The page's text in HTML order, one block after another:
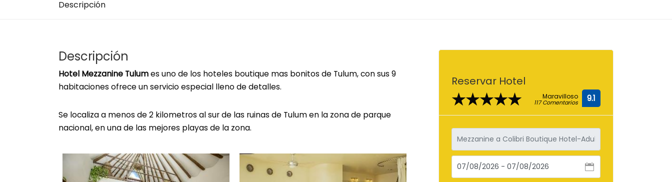
Descripción
Descripción
Hotel Mezzanine Tulumes uno de los hoteles boutique mas bonitos de Tulum, con sus 9
habitaciones ofrece un servicio especial lleno de detalles.
Se localiza a menos de 2 kilometros al sur de las ruinas de Tulum en la zona de parque
nacional, en una de las mejores playas de la zona.
Reservar Hotel
★★★★★ Maravilloso
117 Comentarios 9.1